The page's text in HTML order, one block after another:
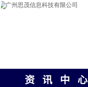
资 讯 中 心